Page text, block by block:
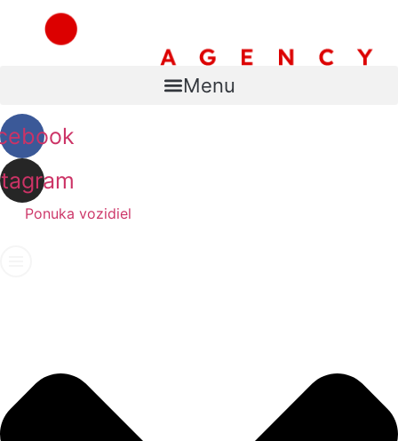
Preskočiť
Menu
Ponuka vozidiel